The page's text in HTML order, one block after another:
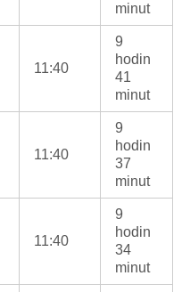
minut
11:40
9
hodin
41
minut
11:40
9
hodin
37
minut
11:40
9
hodin
34
minut